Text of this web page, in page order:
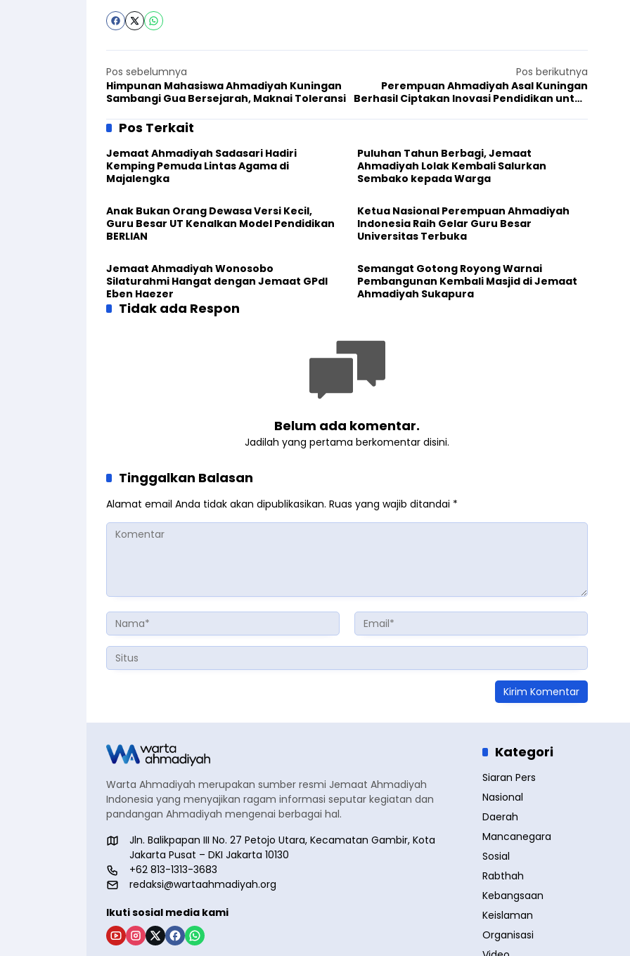
Pos sebelumnya
Himpunan Mahasiswa Ahmadiyah Kuningan
Sambangi Gua Bersejarah, Maknai Toleransi
Pos berikutnya
Perempuan Ahmadiyah Asal Kuningan
Berhasil Ciptakan Inovasi Pendidikan untuk
Pos Terkait
Jemaat Ahmadiyah Sadasari Hadiri
Kemping Pemuda Lintas Agama di
Majalengka
Puluhan Tahun Berbagi, Jemaat
Ahmadiyah Lolak Kembali Salurkan
Sembako kepada Warga
Anak Bukan Orang Dewasa Versi Kecil,
Guru Besar UT Kenalkan Model Pendidikan
BERLIAN
Ketua Nasional Perempuan Ahmadiyah
Indonesia Raih Gelar Guru Besar
Universitas Terbuka
Jemaat Ahmadiyah Wonosobo
Silaturahmi Hangat dengan Jemaat GPdI
Eben Haezer
Semangat Gotong Royong Warnai
Pembangunan Kembali Masjid di Jemaat
Ahmadiyah Sukapura
Tidak ada Respon
Belum ada komentar.
Jadilah yang pertama berkomentar disini.
Tinggalkan Balasan
Alamat email Anda tidak akan dipublikasikan. Ruas yang wajib ditandai *
Warta Ahmadiyah merupakan sumber resmi Jemaat Ahmadiyah
Indonesia yang menyajikan ragam informasi seputar kegiatan dan
pandangan Ahmadiyah mengenai berbagai hal.
Jln. Balikpapan III No. 27 Petojo Utara, Kecamatan Gambir, Kota
Jakarta Pusat – DKI Jakarta 10130
+62 813-1313-3683
redaksi@wartaahmadiyah.org
Ikuti sosial media kami
Kategori
Siaran Pers
Nasional
Daerah
Mancanegara
Sosial
Rabthah
Kebangsaan
Keislaman
Organisasi